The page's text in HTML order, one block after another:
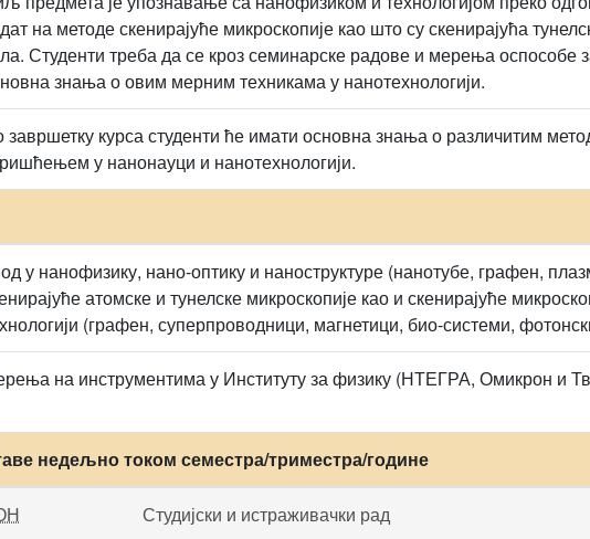
дат на методе скенирајуће микроскопије као што су скенирајућа
Студенти треба да се кроз семинарске радове и мерења оспособе
знања о овим мерним техникама у нанотехнологији.
завршетку курса студенти ће имати основна знања о различитим
у нанонауци и нанотехнологији.
у нанофизику, нано-оптику и наноструктуре (нанотубе, графен,
атомске и тунелске микроскопије као и скенирајуће
(графен, суперпроводници, магнетици, био-системи,
на инструментима у Институту за физику (НТЕГРА, Омикрон и
недељно током семестра/триместра/године
Студијски и истраживачки рад